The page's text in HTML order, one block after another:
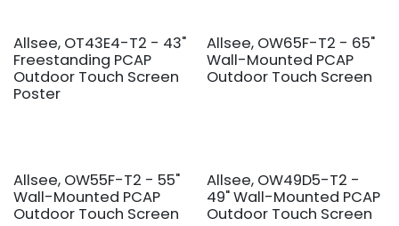
Allsee, OT43E4-T2 - 43"
Freestanding PCAP
Outdoor Touch Screen
Poster
Allsee, OW65F-T2 - 65"
Wall-Mounted PCAP
Outdoor Touch Screen
Allsee, OW55F-T2 - 55"
Wall-Mounted PCAP
Outdoor Touch Screen
Allsee, OW49D5-T2 -
49" Wall-Mounted PCAP
Outdoor Touch Screen